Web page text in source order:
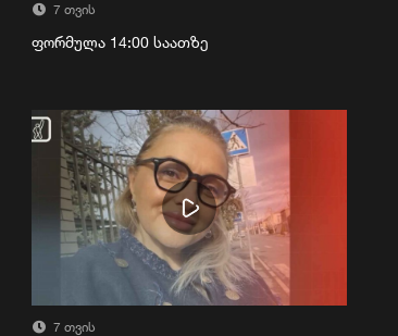
7 თვის
ფორმულა 14:00 საათზე
7 თვის